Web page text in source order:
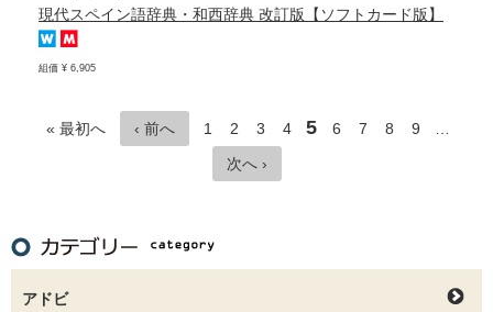
現代スペイン語辞典・和西辞典 改訂版【ソフトカード版】
組価 ¥ 6,905
« 最初へ ‹ 前へ 1 2 3 4 5 6 7 8 9
次へ ›
アドビ